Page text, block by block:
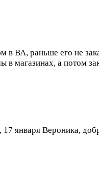
в ВА, раньше его не
а потом
17 января Вероника,